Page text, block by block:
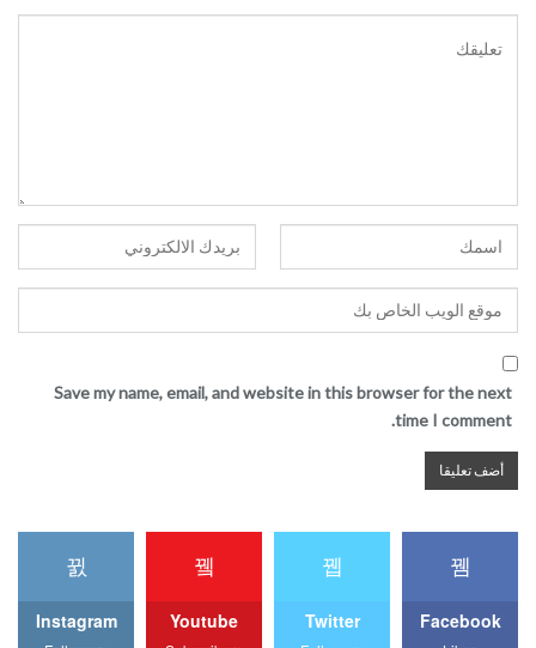
Save my name, email, and website in this browser for the next
time I comment.
Facebook
Twitter
Youtube
Instagram